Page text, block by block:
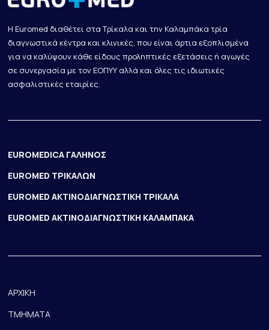
Η Euromed διαθέτει στα Τρίκαλα και την Καλαμπάκα τρία
διαγνωστικά κέντρα και κλινικές, που είναι άρτια εξοπλισμένα
για να καλύψουν κάθε είδους προληπτικές εξετάσεις ή αγωγές
σε συνεργασία με τον ΕΟΠΥΥ αλλά και όλες τις ιδιωτικές
ασφαλιστικές εταιρίες.
EUROMEDICA ΓΑΛΗΝΟΣ
EUROMED ΤΡΙΚΑΛΩΝ
EUROMED ΑΚΤΙΝΟΔΙΑΓΝΩΣΤΙΚΗ ΤΡΙΚΑΛΑ
EUROMED ΑΚΤΙΝΟΔΙΑΓΝΩΣΤΙΚΗ ΚΑΛΑΜΠΑΚΑ
ΑΡΧΙΚΗ
ΤΜΗΜΑΤΑ